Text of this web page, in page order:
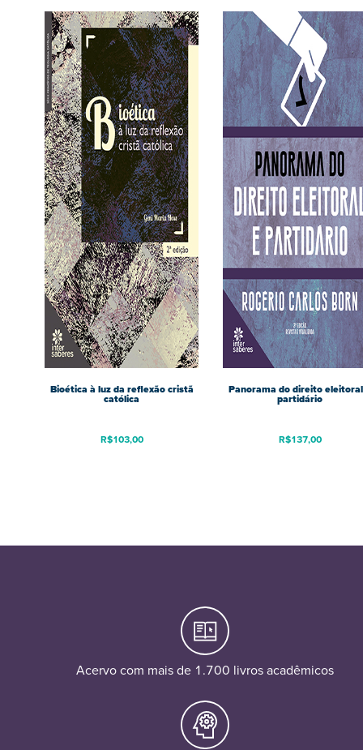
Bioética à luz da reflexão cristã
católica
R$103,00
Panorama do direito
partidário
R$137,00
Acervo com mais de 1.700 livros acadêmicos